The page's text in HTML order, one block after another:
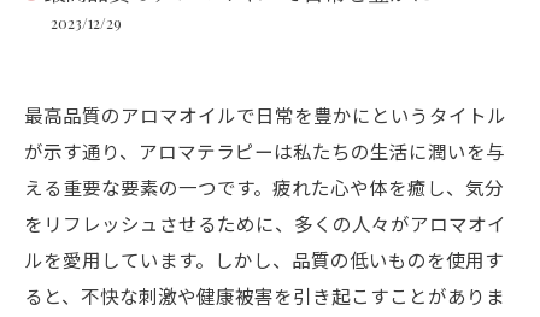
2023/12/29
最高品質のアロマオイルで日常を豊かにというタイトル
が示す通り、アロマテラピーは私たちの生活に潤いを与
える重要な要素の一つです。疲れた心や体を癒し、気分
をリフレッシュさせるために、多くの人々がアロマオイ
ルを愛用しています。しかし、品質の低いものを使用す
ると、不快な刺激や健康被害を引き起こすことがありま